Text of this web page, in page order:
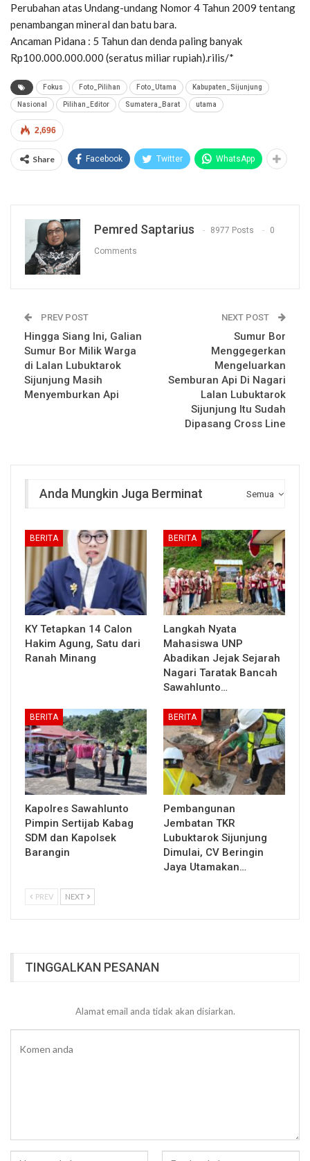
Perubahan atas Undang-undang Nomor 4 Tahun 2009 tentang
penambangan mineral dan batu bara.
Ancaman Pidana : 5 Tahun dan denda paling banyak
Rp100.000.000.000 (seratus miliar rupiah).rilis/*
Fokus Foto_Pilihan Foto_Utama Kabupaten_Sijunjung
Nasional Pilihan_Editor Sumatera_Barat utama
2,696
Share Facebook Twitter WhatsApp
Pemred Saptarius 8977 Posts 0
Comments
PREV POST
Hingga Siang Ini, Galian
Sumur Bor Milik Warga
di Lalan Lubuktarok
Sijunjung Masih
Menyemburkan Api
NEXT POST
Sumur Bor
Menggegerkan
Mengeluarkan
Semburan Api Di Nagari
Lalan Lubuktarok
Sijunjung Itu Sudah
Dipasang Cross Line
Semua
Anda Mungkin Juga Berminat
BERITA
KY Tetapkan 14 Calon
Hakim Agung, Satu dari
Ranah Minang
BERITA
Langkah Nyata
Mahasiswa UNP
Abadikan Jejak Sejarah
Nagari Taratak Bancah
Sawahlunto…
BERITA
Kapolres Sawahlunto
Pimpin Sertijab Kabag
SDM dan Kapolsek
Barangin
BERITA
Pembangunan
Jembatan TKR
Lubuktarok Sijunjung
Dimulai, CV Beringin
Jaya Utamakan…
PREV NEXT
TINGGALKAN PESANAN
Alamat email anda tidak akan disiarkan.